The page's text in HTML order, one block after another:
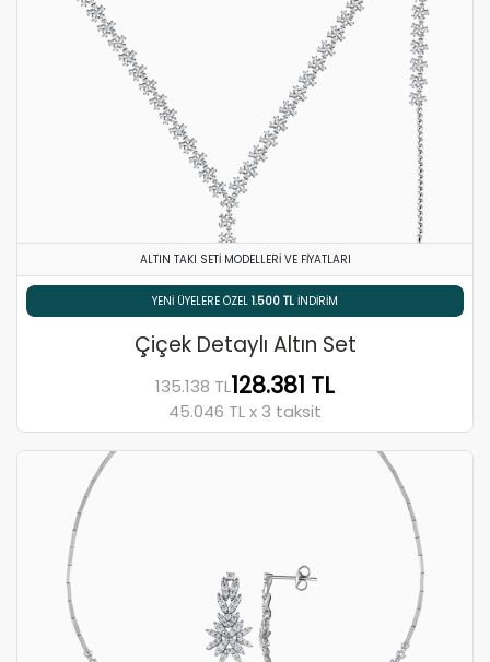
ALTIN TAKI SETI MODELLERI VE FIYATLARI
% 5 HAVALE / EFT İNDIRIMI
Çiçek Detaylı Altın Set
135.138 TL128.381 TL
45.046 TL x 3 taksit